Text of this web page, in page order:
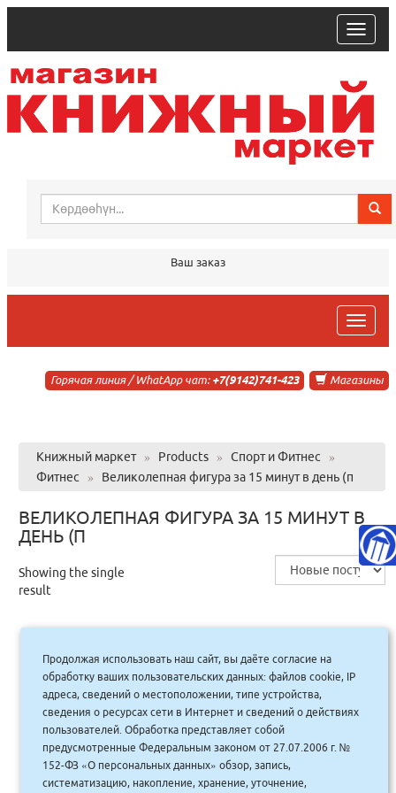
trk
Ваш заказ
trk
Магазины
Горячая линия / WhatApp чат: +7(9142)741-423
Книжный маркет » Products » Спорт и Фитнес
»
Фитнес
» Великолепная фигура за 15 минут в день (п
ВЕЛИКОЛЕПНАЯ ФИГУРА ЗА 15 МИНУТ В
ДЕНЬ (П
Showing the single
result
Великолепная фигура за 15 минут в
день (п/тв.)
435.00руб.
392 руб.
Купить
Продолжая использовать наш сайт, вы даёте согласие на
обработку ваших пользовательских данных: файлов cookie, IP
адреса, сведений о местоположении, типе устройства,
сведения о ресурсах сети в Интернет и сведений о действиях
пользователей. Обработка представляет собой
предусмотренные Федеральным законом от 27.07.2006 г. №
152-ФЗ «О персональных данных» обзор, запись,
систематизацию, накопление, хранение, уточнение,